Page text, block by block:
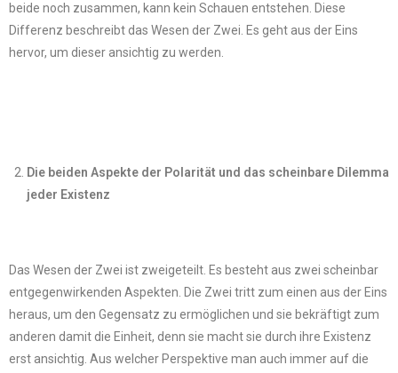
beide noch zusammen, kann kein Schauen entstehen. Diese
Differenz beschreibt das Wesen der Zwei. Es geht aus der Eins
hervor, um dieser ansichtig zu werden.
Die beiden Aspekte der Polarität und das scheinbare Dilemma
jeder Existenz
Das Wesen der Zwei ist zweigeteilt. Es besteht aus zwei scheinbar
entgegenwirkenden Aspekten. Die Zwei tritt zum einen aus der Eins
heraus, um den Gegensatz zu ermöglichen und sie bekräftigt zum
anderen damit die Einheit, denn sie macht sie durch ihre Existenz
erst ansichtig. Aus welcher Perspektive man auch immer auf die